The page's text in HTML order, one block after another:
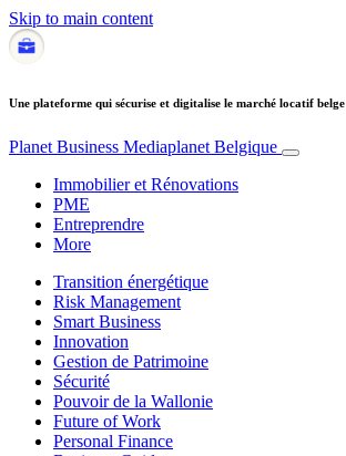
Skip to main content
Une plateforme qui sécurise et digitalise le marché locatif belge
Planet Business Mediaplanet Belgique
Immobilier et Rénovations
PME
Entreprendre
More
Transition énergétique
Risk Management
Smart Business
Innovation
Gestion de Patrimoine
Sécurité
Pouvoir de la Wallonie
Future of Work
Personal Finance